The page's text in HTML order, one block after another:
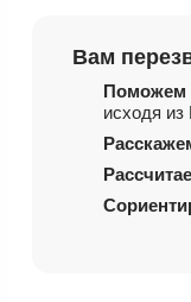
Вам
Поможем
исходя из